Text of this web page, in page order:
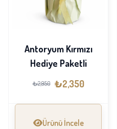
Antoryum Kırmızı
Hediye Paketli
₺2,950 ₺2,350
Ürünü İncele